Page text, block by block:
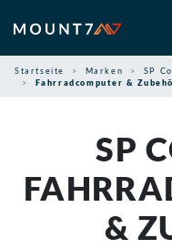
Inhalt
springen
Startseite Marken SP
Fahrradcomputer &
SP
&